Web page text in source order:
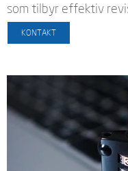
som tilbyr effektiv